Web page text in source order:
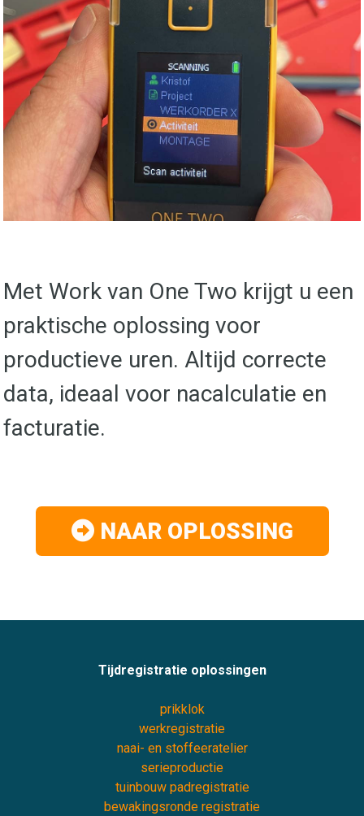
Met Work van One Two krijgt u een
praktische oplossing voor
productieve uren. Altijd correcte
data, ideaal voor nacalculatie en
facturatie.
NAAR OPLOSSING
Tijdregistratie oplossingen
prikklok
werkregistratie
naai- en stoffeeratelier
serieproductie
tuinbouw padregistratie
bewakingsronde registratie